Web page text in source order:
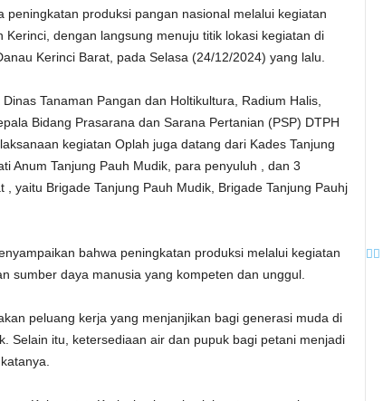
peningkatan produksi pangan nasional melalui kegiatan
dengan langsung menuju titik lokasi kegiatan di
Kerinci Barat, pada Selasa (24/12/2024) yang lalu.
Tanaman Pangan dan Holtikultura, Radium Halis,
Bidang Prasarana dan Sarana Pertanian (PSP) DTPH
kegiatan Oplah juga datang dari Kades Tanjung
Anum Tanjung Pauh Mudik, para penyuluh , dan 3
yaitu Brigade Tanjung Pauh Mudik, Brigade Tanjung Pauhj
bahwa peningkatan produksi melalui kegiatan
sumber daya manusia yang kompeten dan unggul.
peluang kerja yang menjanjikan bagi generasi muda di
Selain itu, ketersediaan air dan pupuk bagi petani menjadi